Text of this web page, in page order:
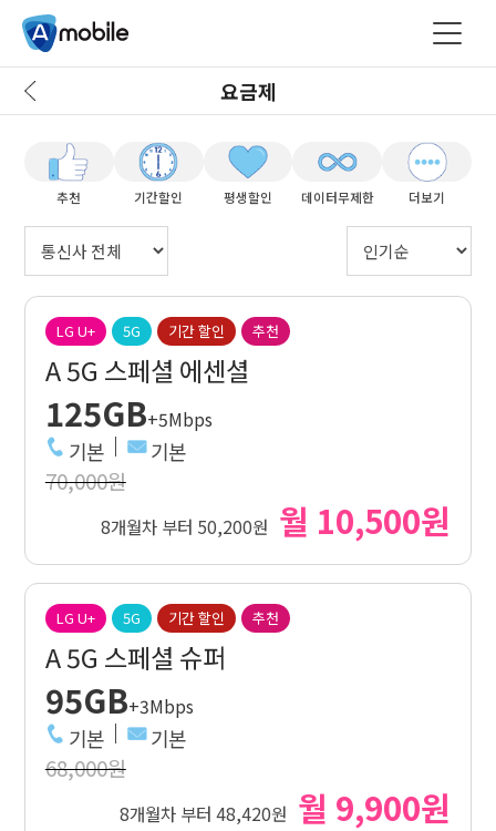
요금제
추천 기간할인 평생할인 데이터무제한 더보기
LG U+ 5G 기간 할인 추천
A 5G 스페셜 에센셜
125GB+5Mbps
기본 기본
70,000원
8개월차 부터 50,200원 월 10,500원
LG U+ 5G 기간 할인 추천
A 5G 스페셜 슈퍼
95GB+3Mbps
기본 기본
68,000원
8개월차 부터 48,420원 월 9,900원